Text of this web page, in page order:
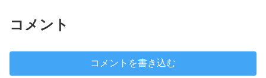
コメント
コメントを書き込む